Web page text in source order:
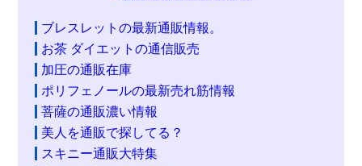
ブレスレットの最新通販情報。
お茶 ダイエットの通信販売
加圧の通販在庫
ポリフェノールの最新売れ筋情報
菩薩の通販濃い情報
美人を通販で探してる？
スキニー通販大特集